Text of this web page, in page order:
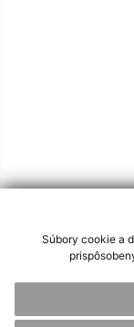
Súbory cookie a